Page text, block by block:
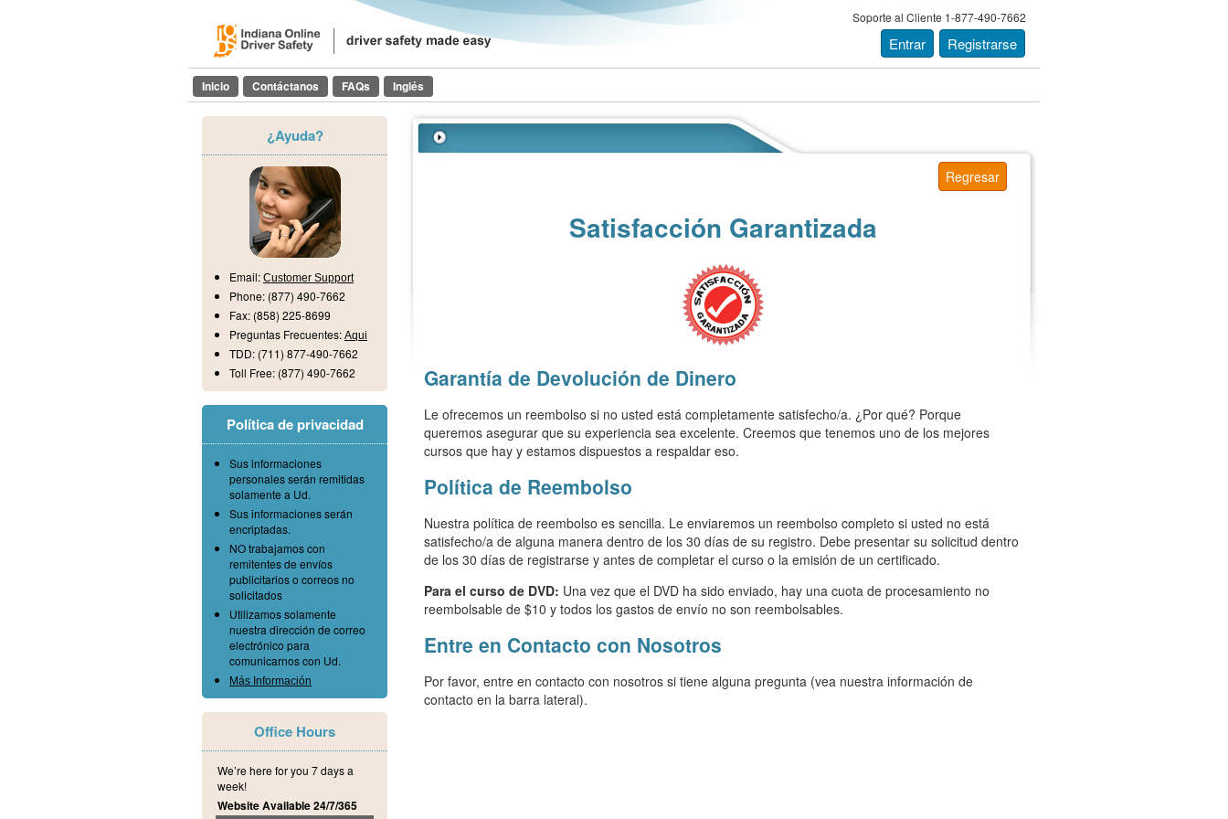
Soporte al Cliente 1-877-490-7662
Entrar Registrarse
Inicio Contáctanos FAQs Inglés
Regresar
Satisfacción Garantizada
Garantía de Devolución de Dinero
Le ofrecemos un reembolso si no usted está completamente satisfecho/a. ¿Por qué? Porque
queremos asegurar que su experiencia sea excelente. Creemos que tenemos uno de los mejores
cursos que hay y estamos dispuestos a respaldar eso.
Política de Reembolso
Nuestra política de reembolso es sencilla. Le enviaremos un reembolso completo si usted no está
satisfecho/a de alguna manera dentro de los 30 días de su registro. Debe presentar su solicitud dentro
de los 30 días de registrarse y antes de completar el curso o la emisión de un certificado.
Para el curso de DVD: Una vez que el DVD ha sido enviado, hay una cuota de procesamiento no
reembolsable de $10 y todos los gastos de envío no son reembolsables.
Entre en Contacto con Nosotros
Por favor, entre en contacto con nosotros si tiene alguna pregunta (vea nuestra información de
contacto en la barra lateral).
¿Ayuda?
Email: Customer Support
Phone: (877) 490-7662
Fax: (858) 225-8699
Preguntas Frecuentes: Aqui
TDD: (711) 877-490-7662
Toll Free: (877) 490-7662
Política de privacidad
Sus informaciones
personales serán remitidas
solamente a Ud.
Sus informaciones serán
encriptadas.
NO trabajamos con
remitentes de envíos
publicitarios o correos no
solicitados
Utilizamos solamente
nuestra dirección de correo
electrónico para
comunicarnos con Ud.
Más Información
Office Hours
We’re here for you 7 days a
week!
Website Available 24/7/365